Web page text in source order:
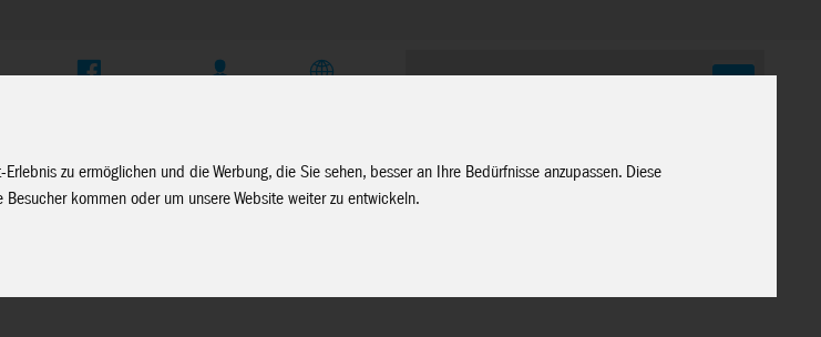
zu ermöglichen und die Werbung, die Sie sehen, besser an Ihre Bedürfnisse anzupassen. Diese
kommen oder um unsere Website weiter zu entwickeln.